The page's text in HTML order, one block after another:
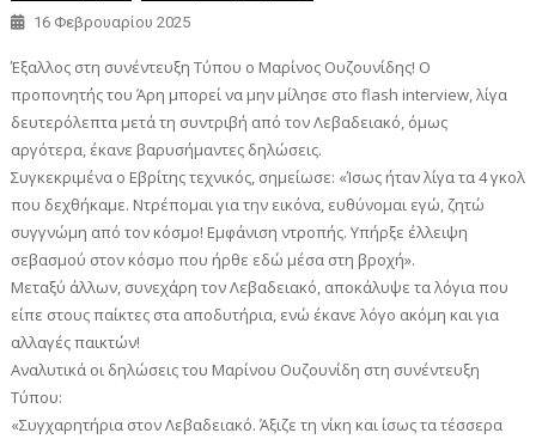
16 Φεβρουαρίου 2025
Έξαλλος στη συνέντευξη Τύπου ο Μαρίνος Ουζουνίδης! Ο
προπονητής του Άρη μπορεί να μην μίλησε στο flash interview, λίγα
δευτερόλεπτα μετά τη συντριβή από τον Λεβαδειακό, όμως
αργότερα, έκανε βαρυσήμαντες δηλώσεις.
Συγκεκριμένα ο Εβρίτης τεχνικός, σημείωσε: «Ίσως ήταν λίγα τα 4 γκολ
που δεχθήκαμε. Ντρέπομαι για την εικόνα, ευθύνομαι εγώ, ζητώ
συγγνώμη από τον κόσμο! Εμφάνιση ντροπής. Υπήρξε έλλειψη
σεβασμού στον κόσμο που ήρθε εδώ μέσα στη βροχή».
Mεταξύ άλλων, συνεχάρη τον Λεβαδειακό, αποκάλυψε τα λόγια που
είπε στους παίκτες στα αποδυτήρια, ενώ έκανε λόγο ακόμη και για
αλλαγές παικτών!
Aναλυτικά οι δηλώσεις του Μαρίνου Ουζουνίδη στη συνέντευξη
Τύπου:
«Συγχαρητήρια στον Λεβαδειακό. Άξιζε τη νίκη και ίσως τα τέσσερα